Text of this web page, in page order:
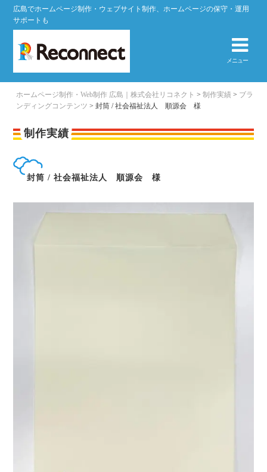
広島でホームページ制作・ウェブサイト制作、ホームページの保守・運用
サポートも
メニュー
ホームページ制作・Web制作 広島｜株式会社リコネクト >制作実績 > ブラ
ンディングコンテンツ >封筒 / 社会福祉法人 順源会 様
制作実績
封筒 / 社会福祉法人 順源会 様